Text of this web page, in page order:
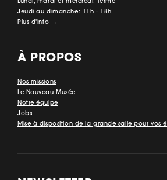
Lundi, mardi et mercredi: fermé
Jeudi au dimanche: 11h - 18h
Plus d'info →
À PROPOS
Nos missions
Le Nouveau Musée
Notre équipe
Jobs
Mise à disposition de la grande salle pour vos